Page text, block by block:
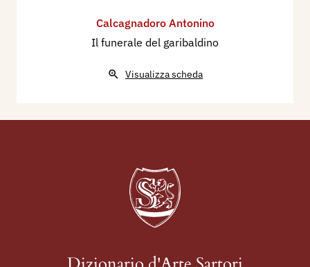
Calcagnadoro Antonino
Il funerale del garibaldino
Visualizza scheda